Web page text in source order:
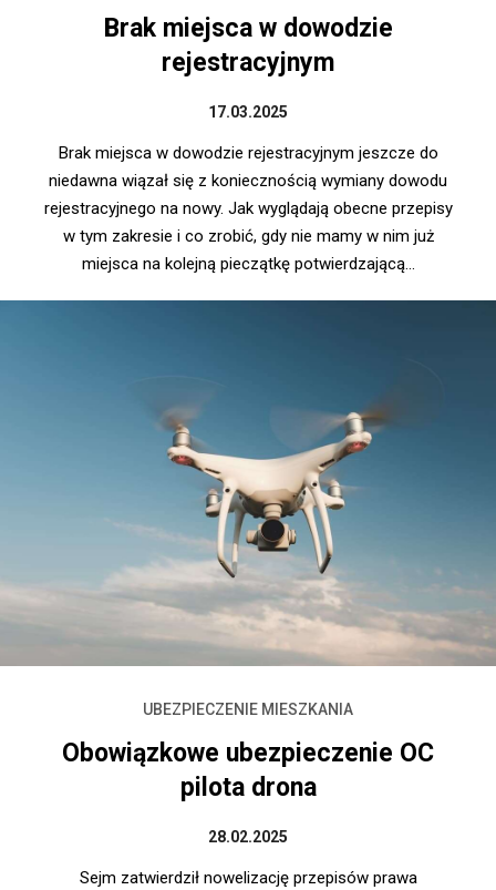
Brak miejsca w dowodzie
rejestracyjnym
17.03.2025
Brak miejsca w dowodzie rejestracyjnym jeszcze do
niedawna wiązał się z koniecznością wymiany dowodu
rejestracyjnego na nowy. Jak wyglądają obecne przepisy
w tym zakresie i co zrobić, gdy nie mamy w nim już
miejsca na kolejną pieczątkę potwierdzającą...
UBEZPIECZENIE MIESZKANIA
Obowiązkowe ubezpieczenie OC
pilota drona
28.02.2025
Sejm zatwierdził nowelizację przepisów prawa